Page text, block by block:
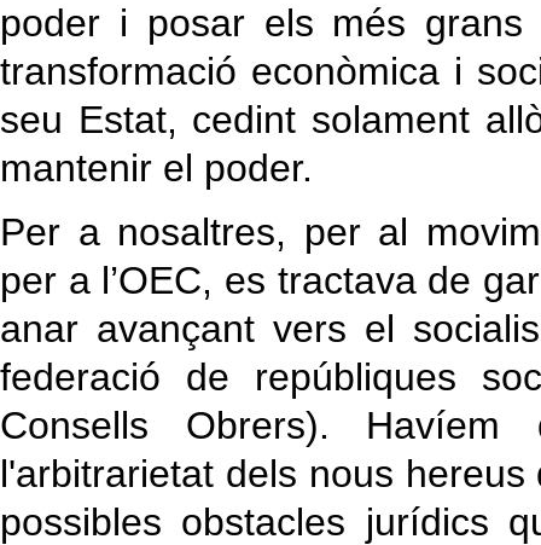
poder i posar els més grans
transformació econòmica i
seu Estat, cedint solament
mantenir el poder.
Per a nosaltres, per al
per a l’OEC, es tractava de
anar avançant vers el
federació de repúbliques
Consells Obrers).
l'arbitrarietat dels nous
possibles obstacles jurídics